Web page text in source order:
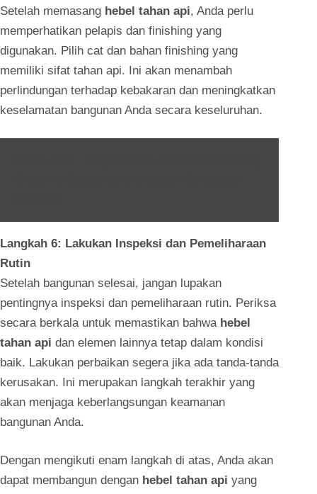
Setelah memasang hebel tahan api, Anda perlu
memperhatikan pelapis dan finishing yang
digunakan. Pilih cat dan bahan finishing yang
memiliki sifat tahan api. Ini akan menambah
perlindungan terhadap kebakaran dan meningkatkan
keselamatan bangunan Anda secara keseluruhan.
Langkah 6: Lakukan Inspeksi dan Pemeliharaan
Rutin
Setelah bangunan selesai, jangan lupakan
pentingnya inspeksi dan pemeliharaan rutin. Periksa
secara berkala untuk memastikan bahwa hebel
tahan api dan elemen lainnya tetap dalam kondisi
baik. Lakukan perbaikan segera jika ada tanda-tanda
kerusakan. Ini merupakan langkah terakhir yang
akan menjaga keberlangsungan keamanan
bangunan Anda.
Dengan mengikuti enam langkah di atas, Anda akan
dapat membangun dengan hebel tahan api yang